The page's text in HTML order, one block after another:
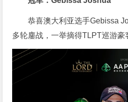
恭喜澳大利亚选手Gebissa
多轮鏖战，一举摘得TLPT巡游豪